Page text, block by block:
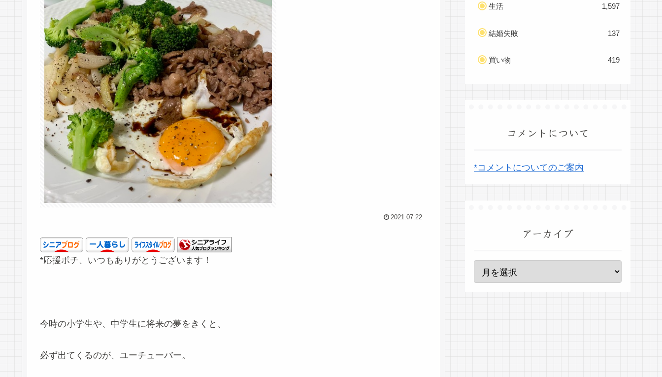
2021.07.22
*応援ポチ、いつもありがとうございます！
今時の小学生や、中学生に将来の夢をきくと、
必ず出てくるのが、ユーチューバー。
生活 1,597
結婚失敗 137
買い物 419
コメントについて
*コメントについてのご案内
アーカイブ